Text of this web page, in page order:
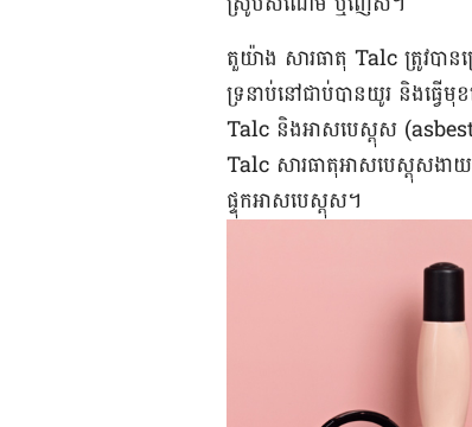
តួយ៉ាង សារធាតុ Talc ត្រូវបាន
ទ្រនាប់នៅជាប់បានយូរ និងធ្វើ
Talc និងអាសបេស្តុស
Talc សារធាតុអាសបេស្តុសង
ផ្ទុកអាសបេស្តុស។